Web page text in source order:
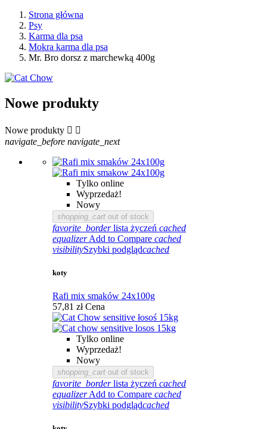
Strona główna
Psy
Karma dla psa
Mokra karma dla psa
Mr. Bro dorsz z marchewką 400g
Nowe produkty
Nowe produkty  
navigate_before navigate_next
Tylko online
Wyprzedaż!
Nowy
shopping_cart out of stock
favorite_border lista życzeń cached
equalizer Add to Compare cached
visibilitySzybki podglądcached
koty
Rafi mix smaków 24x100g
57,81 zł Cena
Tylko online
Wyprzedaż!
Nowy
shopping_cart out of stock
favorite_border lista życzeń cached
equalizer Add to Compare cached
visibilitySzybki podglądcached